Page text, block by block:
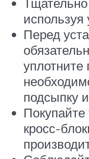
используя
Перед
уплотните
подсыпку
Покупайте
кросс-